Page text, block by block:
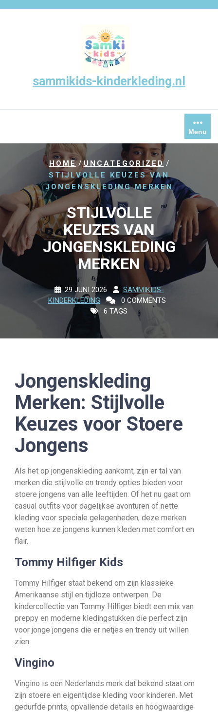
sammikids-kinderkleding.nl
Menu
HOME/UNCATEGORIZED/
STIJLVOLLE KEUZES VAN
JONGENSKLEDING MERKEN
STIJLVOLLE
KEUZES VAN
JONGENSKLEDING
MERKEN
29 JUNI 2026
SAMMIKIDS-
KINDERKLEDING
0 COMMENTS
6 TAGS
Jongenskleding
Merken: Stijlvolle
Keuzes voor Stoere
Jongens
Als het op jongenskleding aankomt, zijn er tal van
merken die stijlvolle en trendy opties bieden voor
stoere jongens van alle leeftijden. Of het nu gaat om
casual outfits voor dagelijkse avonturen of nette
kleding voor speciale gelegenheden, deze merken
weten hoe ze jongens kunnen kleden met comfort en
flair.
Tommy Hilfiger Kids
Tommy Hilfiger staat bekend om zijn klassieke
Amerikaanse stijl en tijdloze ontwerpen. De
kindercollectie van Tommy Hilfiger biedt een mix van
preppy en moderne kledingstukken die perfect zijn
voor jonge jongens die er netjes en trendy uit willen
zien.
Vingino
Vingino is een Nederlands merk dat bekend staat om
zijn stoere en eigentijdse kleding voor kinderen. Met
gedurfde prints, opvallende details en hoogwaardige